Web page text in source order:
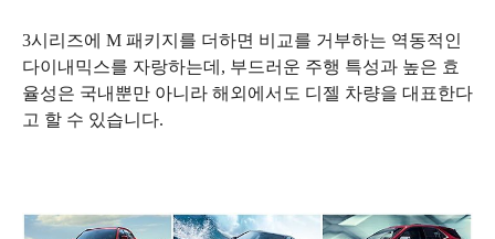
3시리즈에 M 패키지를 더하면 비교를 거부하는 역동적인
다이내믹스를 자랑하는데, 부드러운 주행 특성과 높은 효
율성은 국내뿐만 아니라 해외에서도 디젤 차량을 대표한다
고 할 수 있습니다.